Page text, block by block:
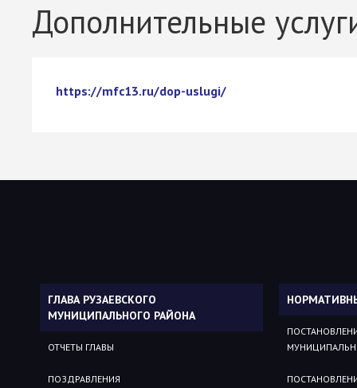
Республика Мордовия
Дополнительные
https://mfc13.ru/dop-uslugi/
ГЛАВА РУЗАЕВСКОГО
МУНИЦИПАЛЬНОГО РАЙОНА
ОТЧЕТЫ ГЛАВЫ
ПОЗДРАВЛЕНИЯ